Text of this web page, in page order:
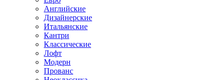
Английские
Дизайнерские
Итальянские
Кантри
Классические
Лофт
Модерн
Прованс